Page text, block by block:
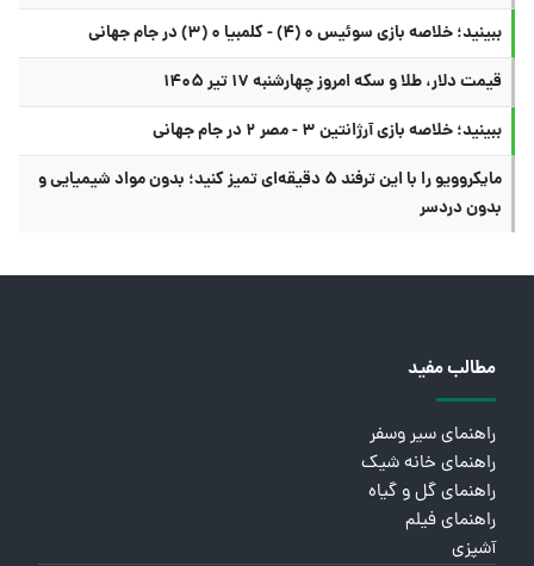
ببینید؛ خلاصه بازی سوئیس ۰ (۴) - کلمبیا ۰ (۳) در جام جهانی
قیمت دلار، طلا و سکه امروز چهارشنبه ۱۷ تیر ۱۴۰۵
ببینید؛ خلاصه بازی آرژانتین ۳ - مصر ۲ در جام جهانی
مایکروویو را با این ترفند ۵ دقیقه‌ای تمیز کنید؛ بدون مواد شیمیایی و
بدون دردسر
مطالب مفید
راهنمای سیر وسفر
راهنمای خانه شیک
راهنمای گل و گیاه
راهنمای فیلم
آشپزی